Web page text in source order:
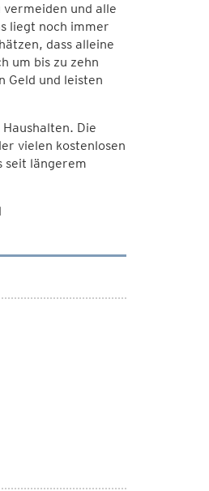
und alle
liegt noch immer
dass alleine
um bis zu zehn
Geld und leisten
Die
vielen kostenlosen
seit längerem